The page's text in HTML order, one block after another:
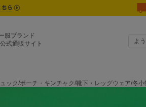
服ブランド
式通販サイト
よ
ック/ポーチ・キンチャク/靴下・レッグウェア/冬